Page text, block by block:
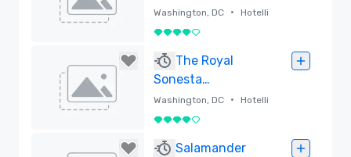
Washington, DC • Hotelli
4 / 5
The Royal
Sonesta
Washington DC
Dupont Circle
Washington, DC • Hotelli
4 / 5
Salamander